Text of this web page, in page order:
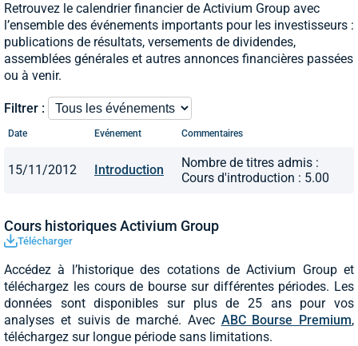
Retrouvez le calendrier financier de Activium Group avec
l’ensemble des événements importants pour les investisseurs :
publications de résultats, versements de dividendes,
assemblées générales et autres annonces financières passées
ou à venir.
Filtrer :
Date Evénement Commentaires
15/11/2012 Introduction
Nombre de titres admis :
Cours d'introduction : 5.00
Cours historiques Activium Group
Télécharger
Accédez à l’historique des cotations de Activium Group et
téléchargez les cours de bourse sur différentes périodes. Les
données sont disponibles sur plus de 25 ans pour vos
analyses et suivis de marché. Avec ABC Bourse Premium,
téléchargez sur longue période sans limitations.